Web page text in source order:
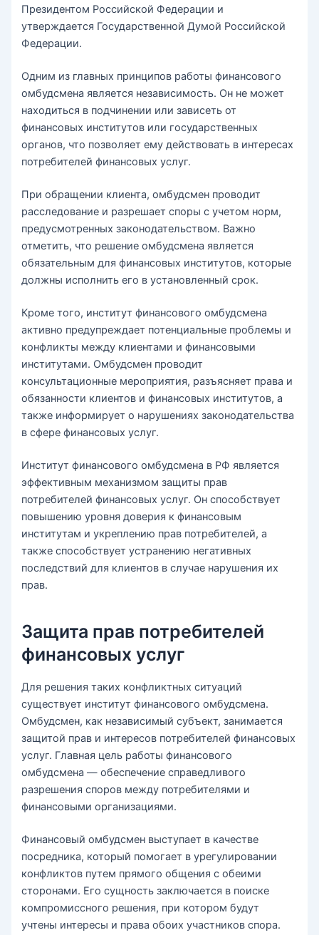
Президентом Российской Федерации и
утверждается Государственной Думой Российской
Федерации.
Одним из главных принципов работы финансового
омбудсмена является независимость. Он не может
находиться в подчинении или зависеть от
финансовых институтов или государственных
органов, что позволяет ему действовать в интересах
потребителей финансовых услуг.
При обращении клиента, омбудсмен проводит
расследование и разрешает споры с учетом норм,
предусмотренных законодательством. Важно
отметить, что решение омбудсмена является
обязательным для финансовых институтов, которые
должны исполнить его в установленный срок.
Кроме того, институт финансового омбудсмена
активно предупреждает потенциальные проблемы и
конфликты между клиентами и финансовыми
институтами. Омбудсмен проводит
консультационные мероприятия, разъясняет права и
обязанности клиентов и финансовых институтов, а
также информирует о нарушениях законодательства
в сфере финансовых услуг.
Институт финансового омбудсмена в РФ является
эффективным механизмом защиты прав
потребителей финансовых услуг. Он способствует
повышению уровня доверия к финансовым
институтам и укреплению прав потребителей, а
также способствует устранению негативных
последствий для клиентов в случае нарушения их
прав.
Защита прав потребителей
финансовых услуг
Для решения таких конфликтных ситуаций
существует институт финансового омбудсмена.
Омбудсмен, как независимый субъект, занимается
защитой прав и интересов потребителей финансовых
услуг. Главная цель работы финансового
омбудсмена — обеспечение справедливого
разрешения споров между потребителями и
финансовыми организациями.
Финансовый омбудсмен выступает в качестве
посредника, который помогает в урегулировании
конфликтов путем прямого общения с обеими
сторонами. Его сущность заключается в поиске
компромиссного решения, при котором будут
учтены интересы и права обоих участников спора.